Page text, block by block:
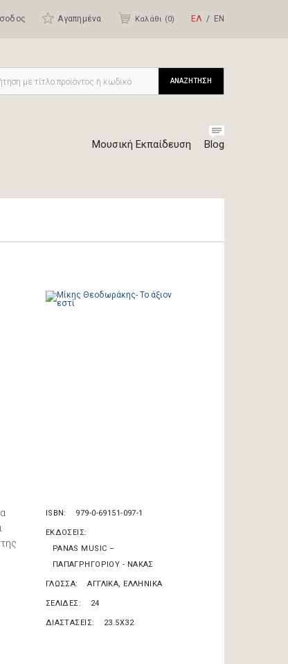
Αγαπημένα Καλάθι (0) ΕΛ ΕΝ
Μουσική Εκπαίδευση Blog
ΑΝΑΖΗΤΗΣΗ
ISBN 979-0-69151-097-1
ΕΚΔΟΣΕΙΣ
PANAS MUSIC –
ΠΑΠΑΓΡΗΓΟΡΙΟΥ - ΝΑΚΑΣ
ΓΛΩΣΣΑ ΑΓΓΛΙΚΑ, ΕΛΛΗΝΙΚΑ
ΣΕΛΙΔΕΣ 24
ΔΙΑΣΤΑΣΕΙΣ 23.5X32